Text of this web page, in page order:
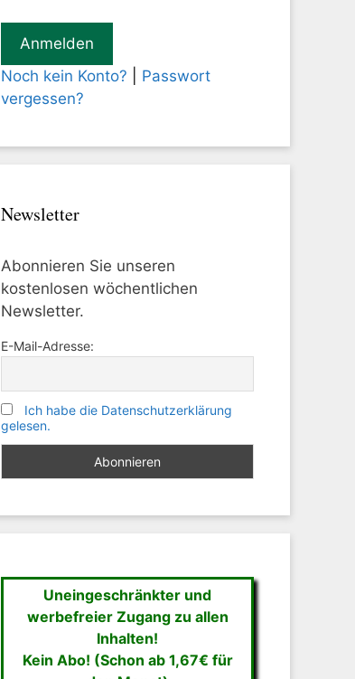
Noch kein Konto?
Passwort
vergessen?
Newsletter
Abonnieren Sie unseren
kostenlosen wöchentlichen
Newsletter.
E-Mail-Adresse:
Ich habe die Datenschutzerklärung
gelesen.
Uneingeschränkter und
werbefreier Zugang zu allen
Inhalten!
Kein Abo! (Schon ab 1,67€ für